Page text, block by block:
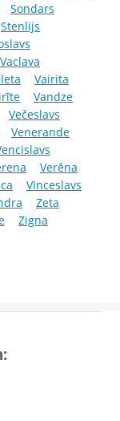
Sondars
Stenlijs
Vaclava
Vairita
Vandze
Večeslavs
Venerande
Verēna
Vinceslavs
Zeta
Zigna